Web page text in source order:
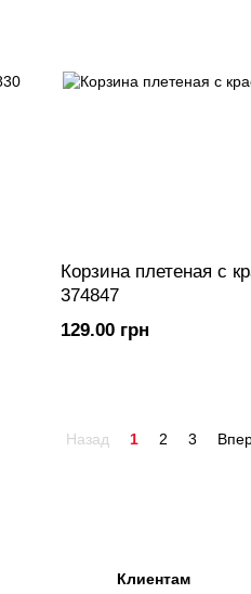
Корзина плетеная с
374847
129.00 грн
Назад 1 2 3
Клиентам